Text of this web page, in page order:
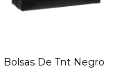
Bolsas De Tnt Negro